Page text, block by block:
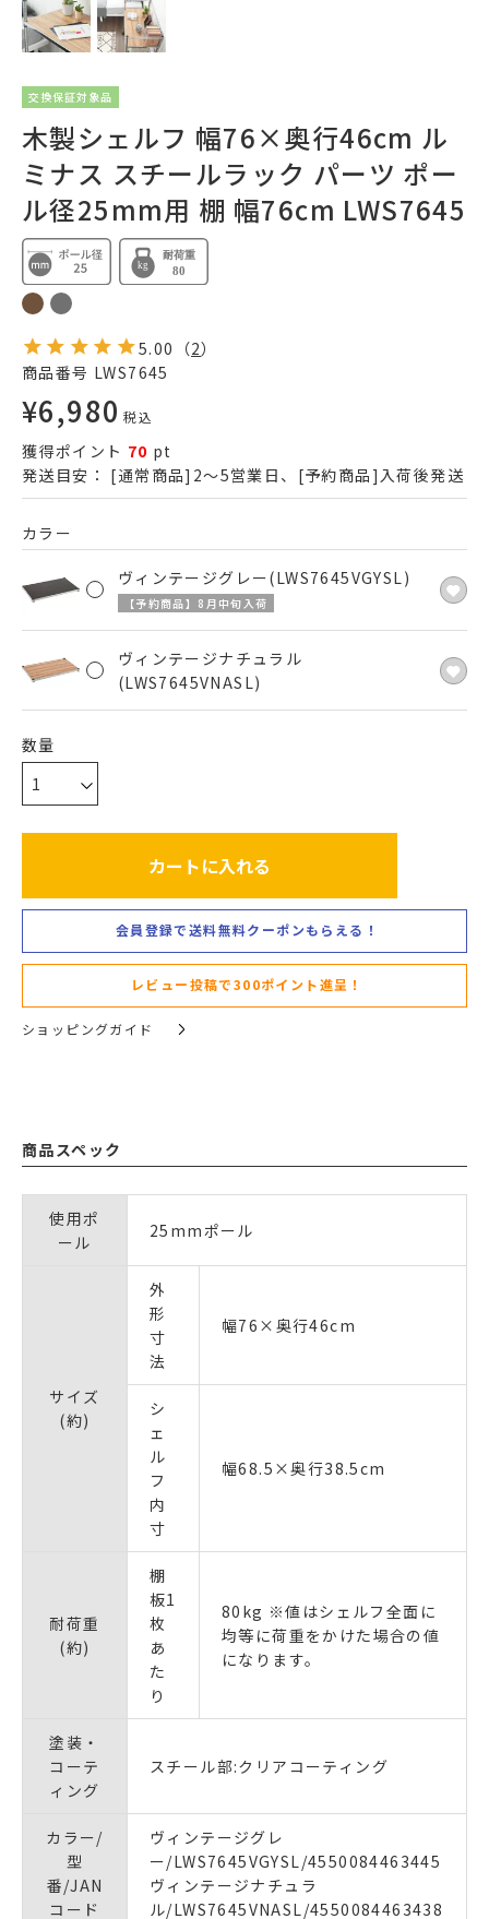
交換保証対象品
木製シェルフ 幅76×奥行46cm ル
ミナス スチールラック パーツ ポー
ル径25mm用 棚 幅76cm LWS7645
5.00 （2）
商品番号 LWS7645
¥6,980 税込
獲得ポイント 70 pt
発送目安： [通常商品]2～5営業日、[予約商品]入荷後発送
カラー
ヴィンテージグレー(LWS7645VGYSL)
【予約商品】8月中旬入荷
ヴィンテージナチュラル
(LWS7645VNASL)
カートに入れる
会員登録で送料無料クーポンもらえる！
レビュー投稿で300ポイント進呈！
ショッピングガイド
商品スペック
使用ポ
ール
25mmポール
サイズ
(約)
外
形
寸
法
幅76×奥行46cm
シ
ェ
ル
フ
内
寸
幅68.5×奥行38.5cm
耐荷重
(約)
棚
板1
枚
あ
た
り
80kg ※値はシェルフ全面に
均等に荷重をかけた場合の値
になります。
塗装・
コーテ
ィング
スチール部:クリアコーティング
カラー/
型
番/JAN
コード
ヴィンテージグレ
ー/LWS7645VGYSL/4550084463445
ヴィンテージナチュラ
ル/LWS7645VNASL/4550084463438